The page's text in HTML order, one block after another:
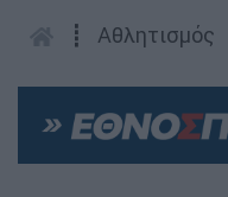
┋ Αθλητισμός